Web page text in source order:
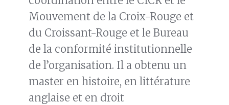
Mouvement de la Croix-Rouge et
du Croissant-Rouge et le Bureau
de la conformité institutionnelle
de l’organisation. Il a obtenu un
master en histoire, en littérature
anglaise et en droit